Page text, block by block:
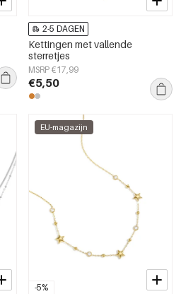
2-5 DAGEN
Kettingen met vallende
sterretjes
MSRP €17,99
€5,50
-5%
EU-magazijn